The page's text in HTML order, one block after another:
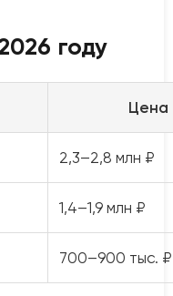
году
Цена
2,3–2,8 млн ₽
1,4–1,9 млн ₽
700–900 тыс. ₽